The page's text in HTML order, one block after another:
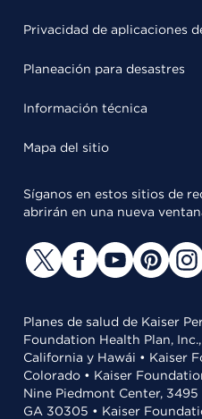
Privacidad de aplicaciones
Planeación para desastres
Información técnica
Mapa del sitio
Síganos en estos sitios de
abrirán en una nueva
Planes de salud de Kaiser
Foundation Health Plan,
California y Hawái • Kaiser
Colorado • Kaiser
Nine Piedmont Center,
GA 30305 • Kaiser